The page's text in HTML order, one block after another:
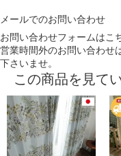
メールでのお問い合わせ
お問い合わせフォームはこ
営業時間外のお問い合わせ
下さいませ。
この商品を見て